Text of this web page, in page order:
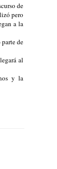
de
pero
a la
de
al
y la